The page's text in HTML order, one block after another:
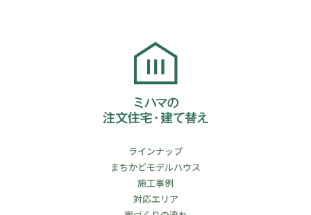
ラインナップ
まちかどモデルハウス
施工事例
対応エリア